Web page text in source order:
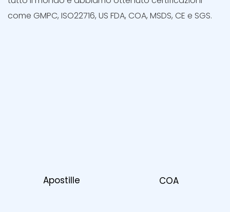
come GMPC, ISO22716, US FDA, COA, MSDS, CE e SGS.
Apostille COA